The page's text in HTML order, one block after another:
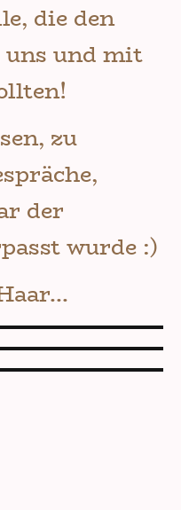
die den
uns und mit
zu
der
wurde :)